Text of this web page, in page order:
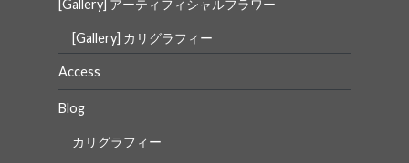
[Gallery] アーティフィシャルフラワー
[Gallery] カリグラフィー
Access
Blog
カリグラフィー